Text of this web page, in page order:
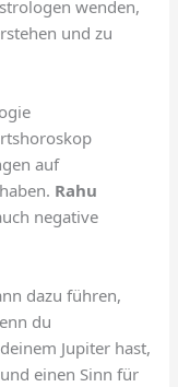
wenden,
und zu
auf
Rahu
negative
dazu führen,
du
Jupiter hast,
einen Sinn für